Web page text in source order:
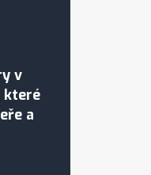
v
které
a